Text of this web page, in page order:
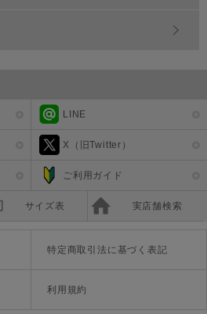
LINE
X（旧Twitter）
ご利用ガイド
サイズ表 実店舗検索
特定商取引法に基づく表記
利用規約